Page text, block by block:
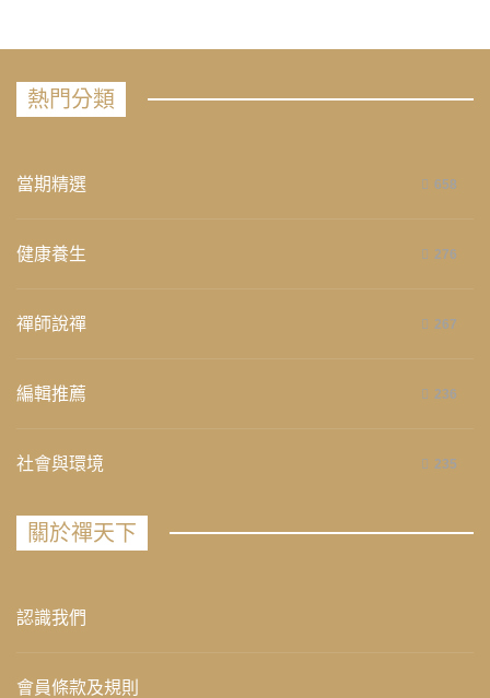
熱門分類
當期精選 658
健康養生 276
禪師說禪 267
編輯推薦 236
社會與環境 235
關於禪天下
認識我們
會員條款及規則